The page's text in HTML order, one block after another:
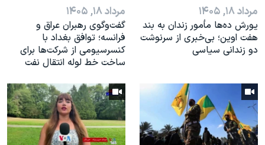
مرداد ۱۸, ۱۴۰۵
یورش ده‌ها مأمور زندان به بند
هفت اوین؛ بی‌خبری از سرنوشت
دو زندانی سیاسی
مرداد ۱۸, ۱۴۰۵
گفت‌وگوی رهبران عراق و
فرانسه؛ توافق بغداد با
کنسرسیومی از شرکت‌ها برای
ساخت خط لوله انتقال نفت